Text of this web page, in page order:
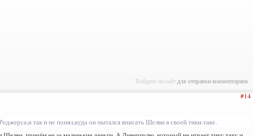
Войдите на сайт для отправки комментариев
#14
так и не понял,куда он пытался вписать Шелви в своей тики-таке.